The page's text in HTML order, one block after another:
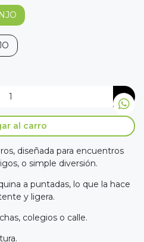
al carro
diseñada para encuentros
o simple diversión.
a puntadas, lo que la hace
y ligera.
colegios o calle.